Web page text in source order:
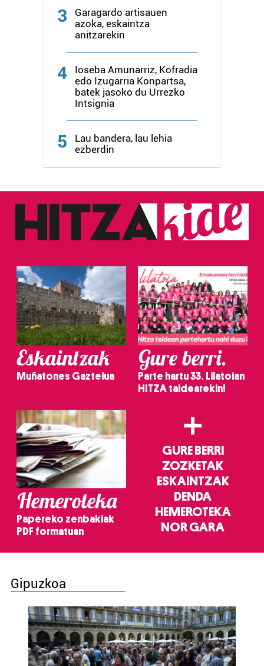
3
Garagardo artisauen
azoka, eskaintza
anitzarekin
4
Ioseba Amunarriz, Kofradia
edo Izugarria Konpartsa,
batek jasoko du Urrezko
Intsignia
5
Lau bandera, lau lehia
ezberdin
Eskaintzak
Muñatones Gaztelua
Gure berri.
Parte hartu 33. Lilatoian
HITZA taldearekin!
Hemeroteka
Papereko zenbakiak
PDF formatuan
+
GURE BERRI
ZOZKETAK
ESKAINTZAK
DENDA
HEMEROTEKA
NOR GARA
Gipuzkoa